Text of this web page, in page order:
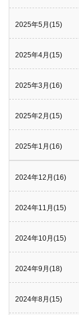
2025年5月(15)
2025年4月(15)
2025年3月(16)
2025年2月(15)
2025年1月(16)
2024年12月(16)
2024年11月(15)
2024年10月(15)
2024年9月(18)
2024年8月(15)